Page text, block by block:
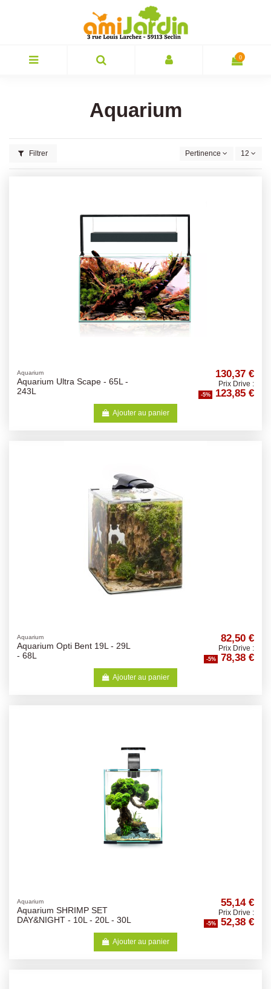
0
Aquarium
Filtrer Pertinence 12
Aquarium
Aquarium Ultra Scape - 65L -
243L
130,37 €
Prix Drive :
-5% 123,85 €
Ajouter au panier
Aquarium
Aquarium Opti Bent 19L - 29L
- 68L
82,50 €
Prix Drive :
-5% 78,38 €
Ajouter au panier
Aquarium
Aquarium SHRIMP SET
DAY&NIGHT - 10L - 20L - 30L
55,14 €
Prix Drive :
-5% 52,38 €
Ajouter au panier